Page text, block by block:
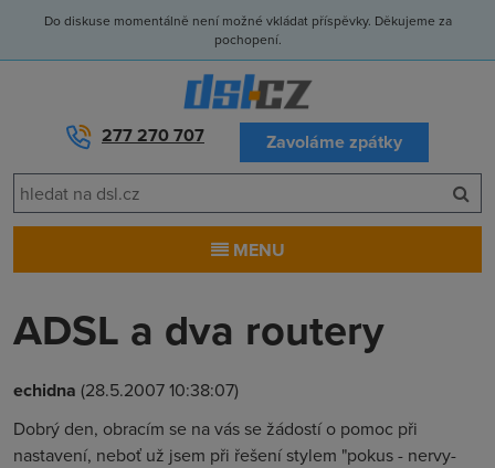
Do diskuse momentálně není možné vkládat příspěvky. Děkujeme za
pochopení.
277 270 707 Zavoláme zpátky
MENU
ADSL a dva routery
echidna (28.5.2007 10:38:07)
Dobrý den, obracím se na vás se žádostí o pomoc při
nastavení, neboť už jsem při řešení stylem "pokus - nervy-